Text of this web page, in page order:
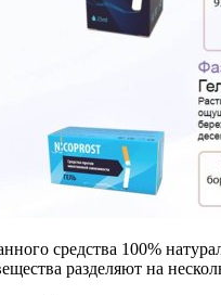
средства 100%
разделяют на